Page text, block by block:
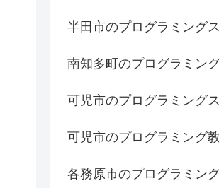
半田市のプログラミング
南知多町のプログラミン
可児市のプログラミング
可児市のプログラミング
各務原市のプログラミン